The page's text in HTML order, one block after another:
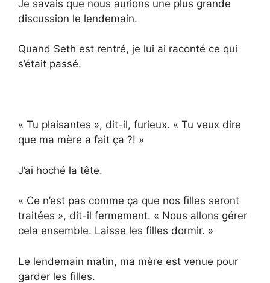
Je savais que nous aurions une plus grande
discussion le lendemain.
Quand Seth est rentré, je lui ai raconté ce qui
s’était passé.
« Tu plaisantes », dit-il, furieux. « Tu veux dire
que ma mère a fait ça ?! »
J’ai hoché la tête.
« Ce n’est pas comme ça que nos filles seront
traitées », dit-il fermement. « Nous allons gérer
cela ensemble. Laisse les filles dormir. »
Le lendemain matin, ma mère est venue pour
garder les filles.